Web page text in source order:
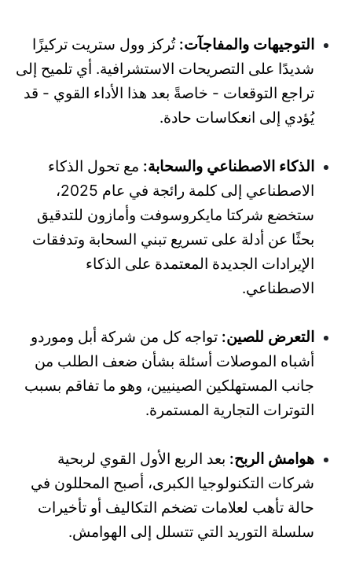
التوجيهات والمفاجآت: تُركز وول ستريت تركيزًا
شديدًا على التصريحات الاستشرافية. أي تلميح إلى
تراجع التوقعات - خاصةً بعد هذا الأداء القوي - قد
يُؤدي إلى انعكاسات حادة.
الذكاء الاصطناعي والسحابة: مع تحول الذكاء
الاصطناعي إلى كلمة رائجة في عام 2025،
ستخضع شركتا مايكروسوفت وأمازون للتدقيق
بحثًا عن أدلة على تسريع تبني السحابة وتدفقات
الإيرادات الجديدة المعتمدة على الذكاء
الاصطناعي.
التعرض للصين: تواجه كل من شركة أبل وموردو
أشباه الموصلات أسئلة بشأن ضعف الطلب من
جانب المستهلكين الصينيين، وهو ما تفاقم بسبب
التوترات التجارية المستمرة.
هوامش الربح: بعد الربع الأول القوي لربحية
شركات التكنولوجيا الكبرى، أصبح المحللون في
حالة تأهب لعلامات تضخم التكاليف أو تأخيرات
سلسلة التوريد التي تتسلل إلى الهوامش.